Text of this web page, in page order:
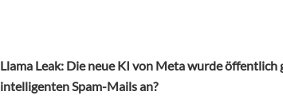
Llama Leak: Die neue KI von Meta wurde
intelligenten Spam-Mails an?